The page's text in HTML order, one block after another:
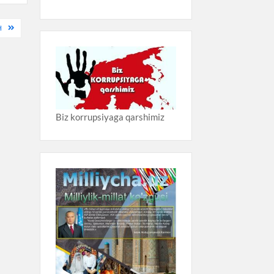
Biz korrupsiyaga qarshimiz